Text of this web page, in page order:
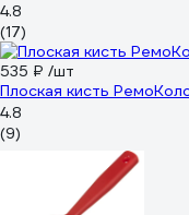
4.8
(17)
535 ₽ /шт
Плоская кисть
4.8
(9)